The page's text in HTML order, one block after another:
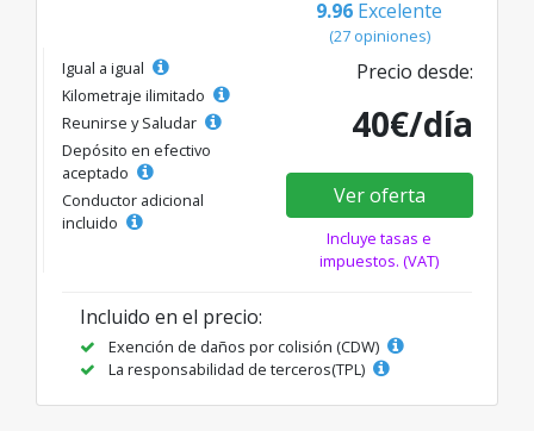
9.96 Excelente
(27 opiniones)
Igual a igual
Kilometraje ilimitado
Reunirse y Saludar
Depósito en efectivo
aceptado
Conductor adicional
incluido
Precio desde:
40€/día
Ver oferta
Incluye tasas e
impuestos. (VAT)
Incluido en el precio:
Exención de daños por colisión (CDW)
La responsabilidad de terceros(TPL)